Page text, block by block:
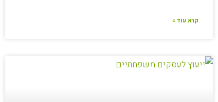
קרא עוד »